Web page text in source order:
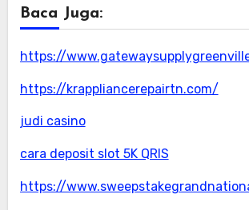
Baca Juga:
https://
https://krappliancerepairtn.com/
judi casino
cara deposit slot 5K QRIS
https://